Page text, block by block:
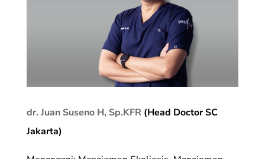
dr. Juan Suseno H, Sp.KFR(Head Doctor SC
Jakarta)